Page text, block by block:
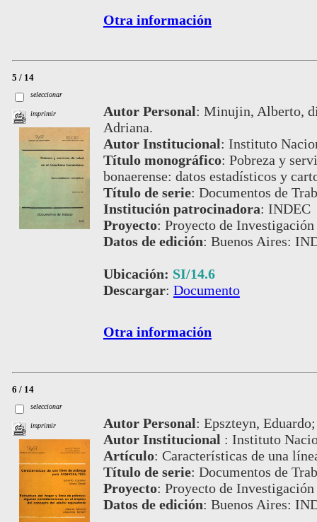
Otra información
5 / 14
seleccionar
imprimir Autor Personal: Minujin, Alberto,
Adriana.
Autor Institucional: Instituto
Título monográfico: Pobreza y
bonaerense: datos estadísticos y
Título de serie: Documentos de
Institución patrocinadora: INDEC
Proyecto: Proyecto de
Datos de edición: Buenos Aires:
Ubicación: SI/14.6
Descargar: Documento
Otra información
6 / 14
seleccionar
imprimir Autor Personal: Epszteyn,
Autor Institucional : Instituto
Artículo: Características de una
Título de serie: Documentos de
Proyecto: Proyecto de
Datos de edición: Buenos Aires: